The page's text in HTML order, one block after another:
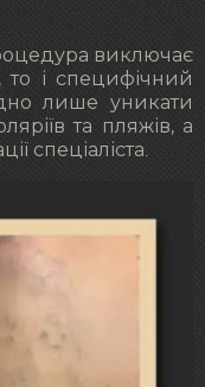
виключає
то і специфічний
лише уникати
та пляжів, а
спеціаліста.